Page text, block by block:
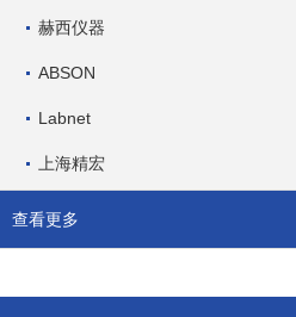
赫西仪器
ABSON
Labnet
上海精宏
查看更多